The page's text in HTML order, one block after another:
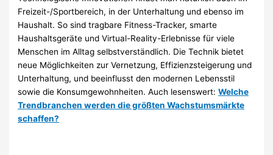
Freizeit-/Sportbereich, in der Unterhaltung und ebenso im
Haushalt. So sind tragbare Fitness-Tracker, smarte
Haushaltsgeräte und Virtual-Reality-Erlebnisse für viele
Menschen im Alltag selbstverständlich. Die Technik bietet
neue Möglichkeiten zur Vernetzung, Effizienzsteigerung und
Unterhaltung, und beeinflusst den modernen Lebensstil
sowie die Konsumgewohnheiten. Auch lesenswert:Welche
Trendbranchen werden die größten Wachstumsmärkte
schaffen?